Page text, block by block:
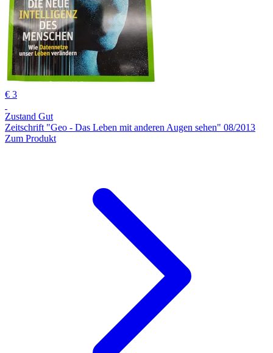
€ 3
Zustand Gut
Zeitschrift "Geo - Das Leben mit anderen Augen sehen" 08/2013
Zum Produkt